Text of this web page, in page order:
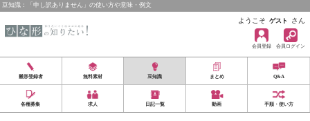
豆知識：「申し訳ありません」の使い方や意味・例文
ようこそ ゲスト さん
会員登録 会員ログイン
雛形登録者 無料素材 豆知識 まとめ Q&A
各種募集 求人 日記一覧 動画 手順・使い方